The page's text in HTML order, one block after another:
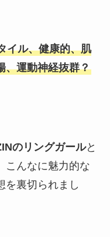
イル、健康的、肌
、運動神経抜群？
のリングガールと
こんなに魅力的な
を裏切られまし